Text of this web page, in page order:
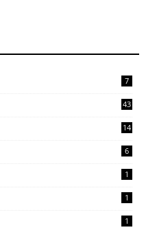
7
43
14
6
1
1
1